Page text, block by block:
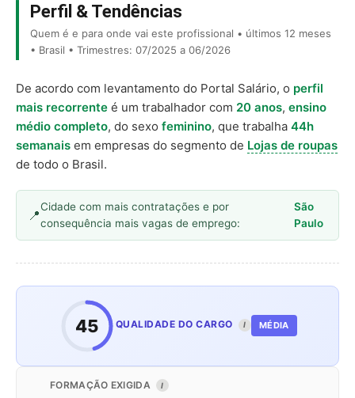
Perfil & Tendências
Quem é e para onde vai este profissional • últimos 12 meses
• Brasil • Trimestres: 07/2025 a 06/2026
De acordo com levantamento do Portal Salário, o perfil
mais recorrente é um trabalhador com 20 anos, ensino
médio completo, do sexo feminino, que trabalha 44h
semanais em empresas do segmento de Lojas de roupas
de todo o Brasil.
Cidade com mais contratações e por
consequência mais vagas de emprego:
São
Paulo
45 QUALIDADE DO CARGO I MÉDIA
FORMAÇÃO EXIGIDA I